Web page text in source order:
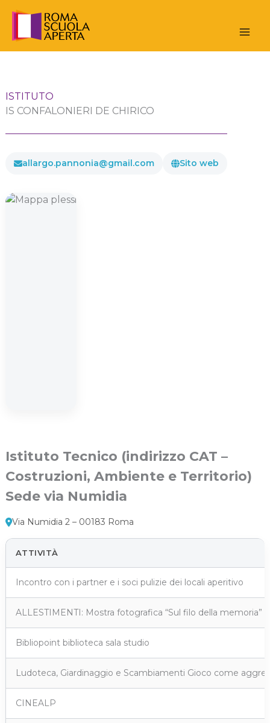
contenuto
ISTITUTO
IS CONFALONIERI DE CHIRICO
allargo.pannonia@gmail.com Sito web
Istituto Tecnico (indirizzo CAT –
Costruzioni, Ambiente e Territorio)
Sede via Numidia
Via Numidia 2 – 00183 Roma
ATTIVITÀ
Incontro con i partner e i soci pulizie dei locali aperitivo
ALLESTIMENTI: Mostra fotografica “Sul filo della
Bibliopoint biblioteca sala studio
Ludoteca, Giardinaggio e Scambiamenti Gioco come
CINEALP